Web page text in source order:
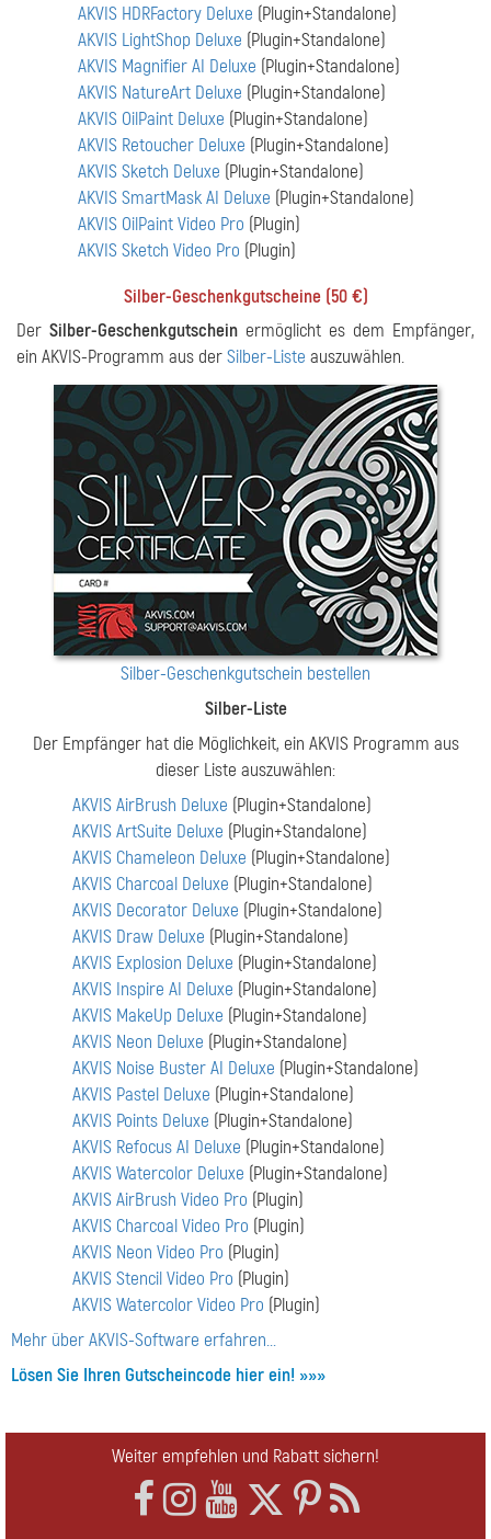
AKVIS HDRFactory Deluxe (Plugin+Standalone)
AKVIS LightShop Deluxe (Plugin+Standalone)
AKVIS Magnifier AI Deluxe (Plugin+Standalone)
AKVIS NatureArt Deluxe (Plugin+Standalone)
AKVIS OilPaint Deluxe (Plugin+Standalone)
AKVIS Retoucher Deluxe (Plugin+Standalone)
AKVIS Sketch Deluxe (Plugin+Standalone)
AKVIS SmartMask AI Deluxe (Plugin+Standalone)
AKVIS OilPaint Video Pro (Plugin)
AKVIS Sketch Video Pro (Plugin)
Silber-Geschenkgutscheine (50 €)
Der Silber-Geschenkgutschein ermöglicht es dem Empfänger,
ein AKVIS-Programm aus derSilber-Liste auszuwählen.
Silber-Geschenkgutschein bestellen
Silber-Liste
Der Empfänger hat die Möglichkeit, ein AKVIS Programm aus
dieser Liste auszuwählen:
AKVIS AirBrush Deluxe (Plugin+Standalone)
AKVIS ArtSuite Deluxe (Plugin+Standalone)
AKVIS Chameleon Deluxe (Plugin+Standalone)
AKVIS Charcoal Deluxe (Plugin+Standalone)
AKVIS Decorator Deluxe (Plugin+Standalone)
AKVIS Draw Deluxe (Plugin+Standalone)
AKVIS Explosion Deluxe (Plugin+Standalone)
AKVIS Inspire AI Deluxe (Plugin+Standalone)
AKVIS MakeUp Deluxe (Plugin+Standalone)
AKVIS Neon Deluxe (Plugin+Standalone)
AKVIS Noise Buster AI Deluxe (Plugin+Standalone)
AKVIS Pastel Deluxe (Plugin+Standalone)
AKVIS Points Deluxe (Plugin+Standalone)
AKVIS Refocus AI Deluxe (Plugin+Standalone)
AKVIS Watercolor Deluxe (Plugin+Standalone)
AKVIS AirBrush Video Pro (Plugin)
AKVIS Charcoal Video Pro (Plugin)
AKVIS Neon Video Pro (Plugin)
AKVIS Stencil Video Pro (Plugin)
AKVIS Watercolor Video Pro (Plugin)
Mehr über AKVIS-Software erfahren...
Lösen Sie Ihren Gutscheincode hier ein! »»»
Weiter empfehlen und Rabatt sichern!